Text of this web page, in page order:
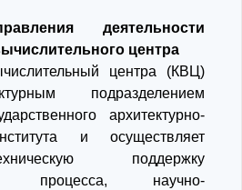
деятельности
центра
центра (КВЦ)
подразделением
архитектурно-
и осуществляет
поддержку
процесса, научно-